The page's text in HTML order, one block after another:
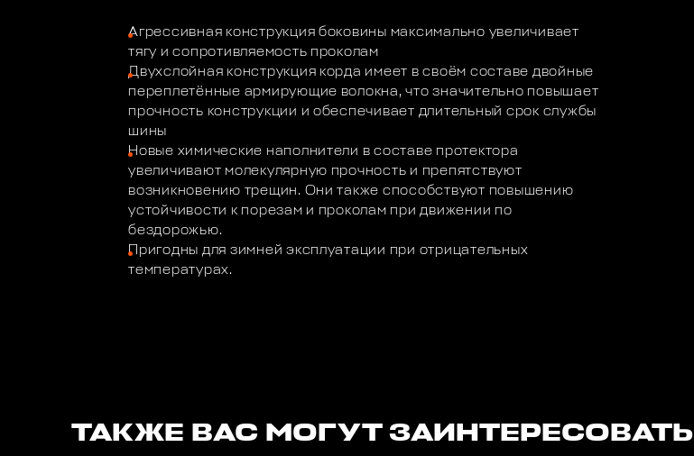
Агрессивная конструкция боковины максимально увеличивает
тягу и сопротивляемость проколам
Двухслойная конструкция корда имеет в своём составе двойные
переплетённые армирующие волокна, что значительно повышает
прочность конструкции и обеспечивает длительный срок службы
шины
Новые химические наполнители в составе протектора
увеличивают молекулярную прочность и препятствуют
возникновению трещин. Они также способствуют повышению
устойчивости к порезам и проколам при движении по
бездорожью.
Пригодны для зимней эксплуатации при отрицательных
температурах.
ТАКЖЕ ВАС МОГУТ ЗАИНТЕРЕСОВАТЬ